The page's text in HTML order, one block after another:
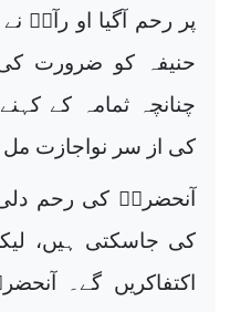
پر رحم آگیا او رآپؐ
حنیفہ کو ضرورت کی
چنانچہ ثمامہ کے
کی از سر نواجازت مل
آنحضرتؐ کی رحم
کی جاسکتی ہیں،
اکتفاکریں گے۔